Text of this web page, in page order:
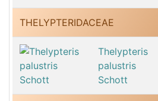
THELYPTERIDACEAE
Thelypteris
palustris
Schott